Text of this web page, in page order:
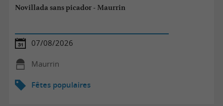
Novillada sans picador - Maurrin
07/08/2026
Maurrin
Fêtes populaires